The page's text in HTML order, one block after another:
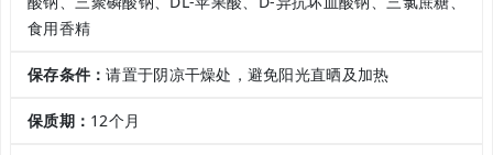
食用香精
保存条件：请置于阴凉干燥处，避免阳光直晒及加热
保质期： 12个月